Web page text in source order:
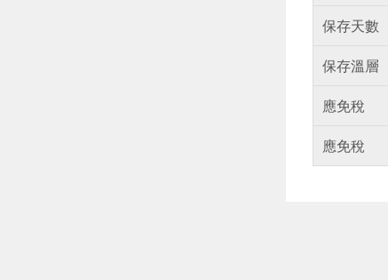
保存天數
保存溫層
應免稅
應免稅